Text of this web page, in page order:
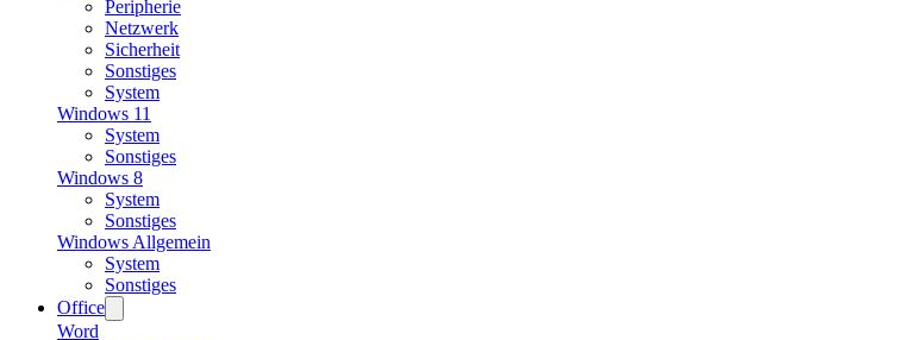
Peripherie
Netzwerk
Sicherheit
Sonstiges
System
Windows 11
System
Sonstiges
Windows 8
System
Sonstiges
Windows Allgemein
System
Sonstiges
Office
Word